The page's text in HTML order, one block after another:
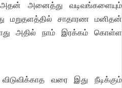
அதன் அனைத்து வடிவங்களையும்
மறுதளத்தில் சாதாரண மனிதன்
அதில் நாம் இரக்கம் கொள்ள
வரை இது நீடிக்கும்